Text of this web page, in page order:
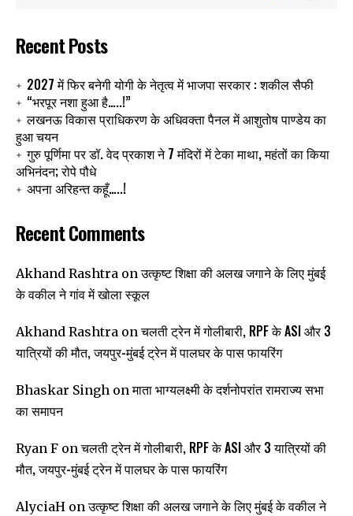
Recent Posts
2027 में फिर बनेगी योगी के नेतृत्व में भाजपा सरकार : शकील सैफी
“भरपूर नशा हुआ है…..!”
लखनऊ विकास प्राधिकरण के अधिवक्ता पैनल में आशुतोष पाण्डेय का
हुआ चयन
गुरु पूर्णिमा पर डॉ. वेद प्रकाश ने 7 मंदिरों में टेका माथा, महंतों का किया
अभिनंदन; रोपे पौधे
अपना अरिहन्त कहूँ…..!
Recent Comments
Akhand Rashtra onउत्कृष्ट शिक्षा की अलख जगाने के लिए मुंबई
के वकील ने गांव में खोला स्कूल
Akhand Rashtra onचलती ट्रेन में गोलीबारी, RPF के ASI और 3
यात्रियों की मौत, जयपुर-मुंबई ट्रेन में पालघर के पास फायरिंग
Bhaskar Singh onमाता भाग्यलक्ष्मी के दर्शनोपरांत रामराज्य सभा
का समापन
Ryan F onचलती ट्रेन में गोलीबारी, RPF के ASI और 3 यात्रियों की
मौत, जयपुर-मुंबई ट्रेन में पालघर के पास फायरिंग
AlyciaH onउत्कृष्ट शिक्षा की अलख जगाने के लिए मुंबई के वकील ने